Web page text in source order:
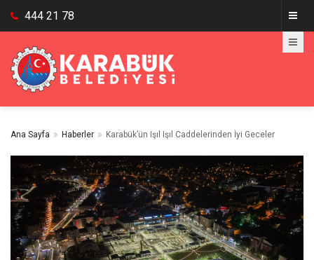
444 21 78
Ana Sayfa Haberler Karabük’ün Işıl Işıl Caddelerinden İyi Geceler